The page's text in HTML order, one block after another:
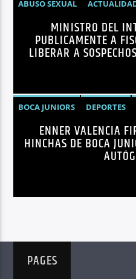
ABUSO SEXUAL
JOHN REIMBERG
MINISTRO
SEGURIDAD
MINISTRO DEL
PUBLICAMENTE A
LIBERAR A
BOCA JUNIORS DEPORTES
NOTICIASENNER VALENCIA
HINCHAS DE BOCA
PAGES